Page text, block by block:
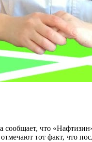
что
тот факт, что